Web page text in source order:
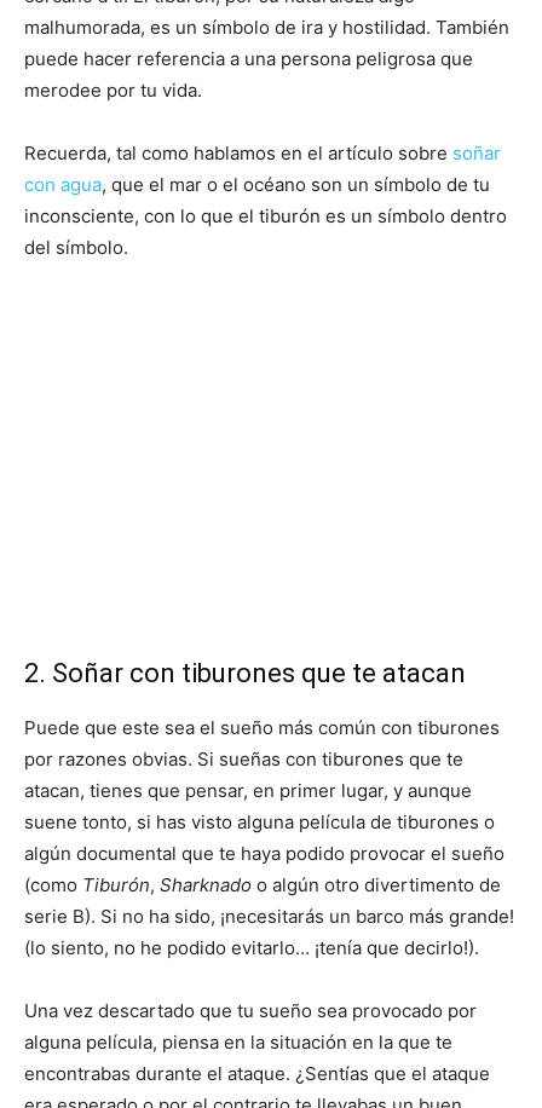
malhumorada, es un símbolo de ira y hostilidad. También
puede hacer referencia a una persona peligrosa que
merodee por tu vida.
Recuerda, tal como hablamos en el artículo sobre soñar
con agua, que el mar o el océano son un símbolo de tu
inconsciente, con lo que el tiburón es un símbolo dentro
del símbolo.
2. Soñar con tiburones que te atacan
Puede que este sea el sueño más común con tiburones
por razones obvias. Si sueñas con tiburones que te
atacan, tienes que pensar, en primer lugar, y aunque
suene tonto, si has visto alguna película de tiburones o
algún documental que te haya podido provocar el sueño
(como Tiburón, Sharknado o algún otro divertimento de
serie B). Si no ha sido, ¡necesitarás un barco más grande!
(lo siento, no he podido evitarlo… ¡tenía que decirlo!).
Una vez descartado que tu sueño sea provocado por
alguna película, piensa en la situación en la que te
encontrabas durante el ataque. ¿Sentías que el ataque